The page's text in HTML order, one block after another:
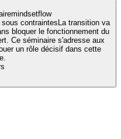
mindsetflow
contraintes La transition va
bloquer le fonctionnement du
Ce séminaire s'adresse aux
un rôle décisif dans cette